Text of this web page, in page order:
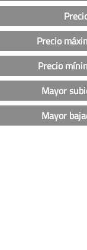
Precio
Precio
Mayor
Mayor